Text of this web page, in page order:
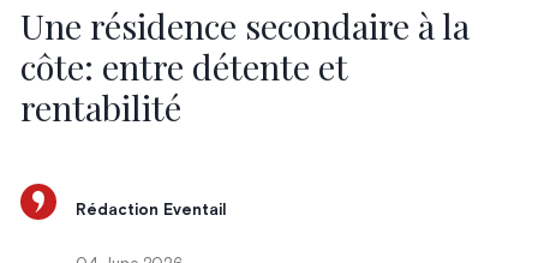
Une résidence secondaire à la
côte: entre détente et
rentabilité
Rédaction Eventail